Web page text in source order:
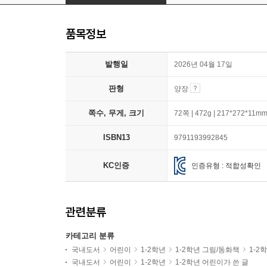
품목정보
발행일 2026년 04월 17일
판형 양장
쪽수, 무게, 크기 72쪽 | 472g | 217*272*11mm
ISBN13 9791193992845
KC인증 인증유형 : 적합성확인
관련분류
카테고리 분류
국내도서 어린이 1-2학년 1-2학년 그림/동화책
1-2
국내도서
어린이 1-2학년
1-2학년 어린이가 쓴 글